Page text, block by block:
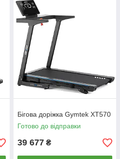
Бігова доріжка Gymtek XT570
Готово до відправки
39 677 ₴